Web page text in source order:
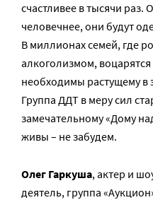
счастливее в тысячи раз.
человечнее, они будут
В миллионах семей, где
алкоголизмом,
необходимы растущему в
Группа ДДТ в меру сил
замечательному «Дому
живы – не забудем.
Олег Гаркуша, актер и
деятель, группа